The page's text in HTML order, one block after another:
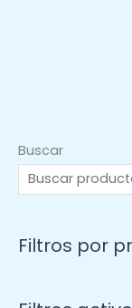
Buscar
Filtros por